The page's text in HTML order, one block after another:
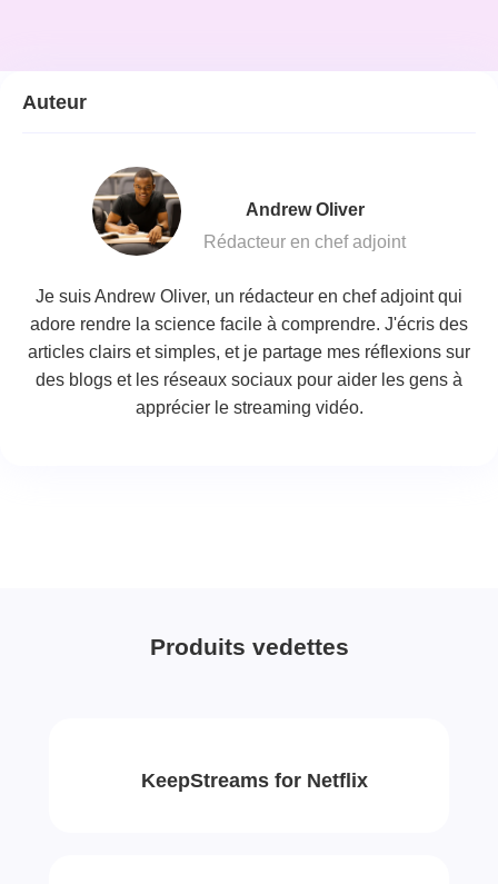
Auteur
Andrew Oliver
Rédacteur en chef adjoint
Je suis Andrew Oliver, un rédacteur en chef adjoint qui
adore rendre la science facile à comprendre. J'écris des
articles clairs et simples, et je partage mes réflexions sur
des blogs et les réseaux sociaux pour aider les gens à
apprécier le streaming vidéo.
Produits vedettes
KeepStreams for Netflix